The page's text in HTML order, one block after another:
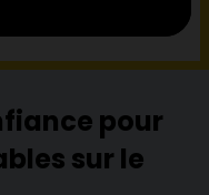
pour
sur le